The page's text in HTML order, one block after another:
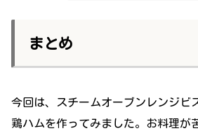
まとめ
今回は、スチームオーブンレンジビ
鶏ハムを作ってみました。お料理が